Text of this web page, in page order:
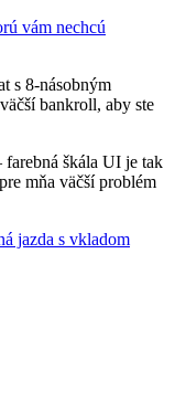
vám nechcú
s 8‑násobným
bankroll, aby ste
farebná škála UI je tak
mňa väčší problém
jazda s vkladom